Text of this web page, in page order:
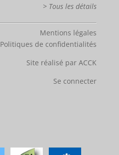
> Tous les détails
Mentions légales
Politiques de confidentialités
Site réalisé par ACCK
Se connecter